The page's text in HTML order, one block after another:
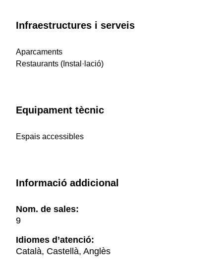
Infraestructures i serveis
Aparcaments
Restaurants (Instal·lació)
Equipament tècnic
Espais accessibles
Informació addicional
Nom. de sales:
9
Idiomes d’atenció:
Català, Castellà, Anglès